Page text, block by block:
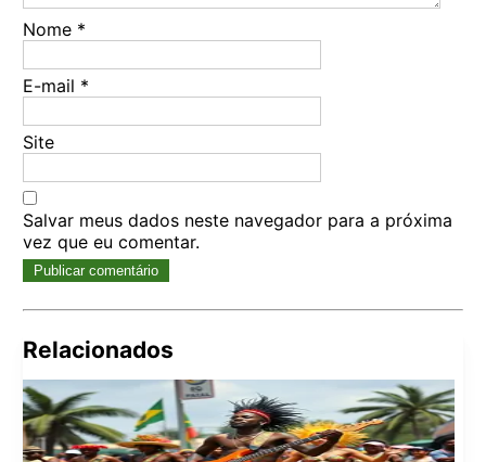
Nome *
E-mail *
Site
Salvar meus dados neste navegador para a próxima
vez que eu comentar.
Relacionados
por: